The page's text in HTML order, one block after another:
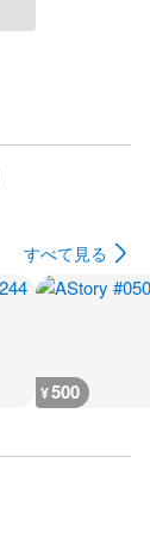
すべて見る
¥500